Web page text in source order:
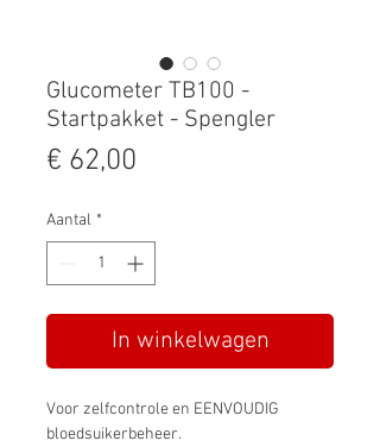
Glucometer TB100 -
Startpakket - Spengler
€ 62,00
Aantal *
In winkelwagen
Voor zelfcontrole en EENVOUDIG
bloedsuikerbeheer.